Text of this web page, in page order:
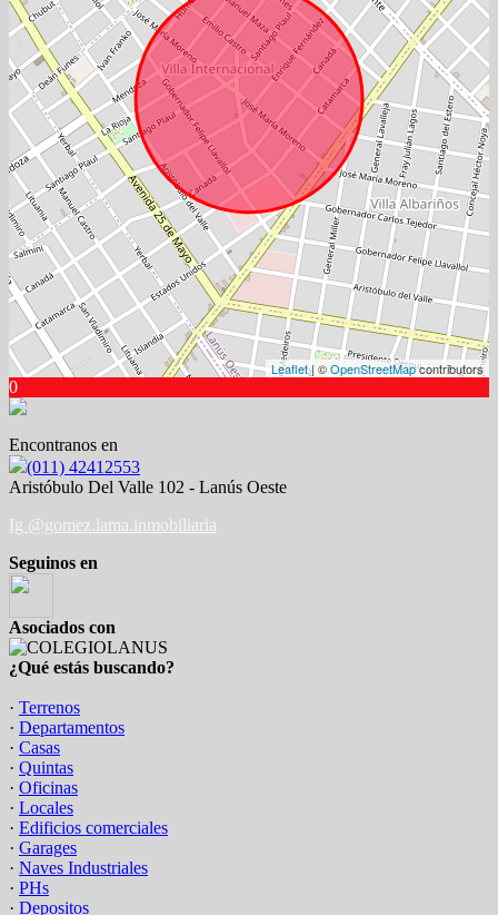
Leaflet| ©OpenStreetMapcontributors
0
Encontranos en
(011) 42412553
Aristóbulo Del Valle 102 - Lanús Oeste
Ig @gomez.lama.inmobiliaria
Seguinos en
Asociados con
¿Qué estás buscando?
· Terrenos
· Departamentos
· Casas
· Quintas
· Oficinas
· Locales
· Edificios comerciales
· Garages
· Naves Industriales
· PHs
· Depositos